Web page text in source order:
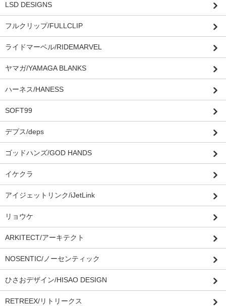
LSD DESIGNS
フルクリップ/FULLCLIP
ライドマーベル/RIDEMARVEL
ヤマガ/YAMAGA BLANKS
ハーネス/HANESS
SOFT99
デプス/deps
ゴッドハンズ/GOD HANDS
イケクラ
アイジェットリンク/iJetLink
リョウケ
ARKITECT/アーキテクト
NOSENTIC/ノーセンティック
ひさおデザイン/HISAO DESIGN
RETREEX/リトリークス